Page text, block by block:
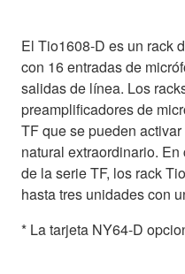
El Tio1608-D es un rack
con 16 entradas de
salidas de línea. Los
preamplificadores de
TF que se pueden
natural extraordinario.
de la serie TF, los rack
hasta tres unidades con
* La tarjeta NY64-D